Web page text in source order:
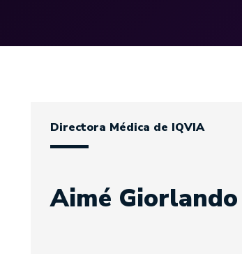
Directora Médica de IQVIA
Aimé Giorlando